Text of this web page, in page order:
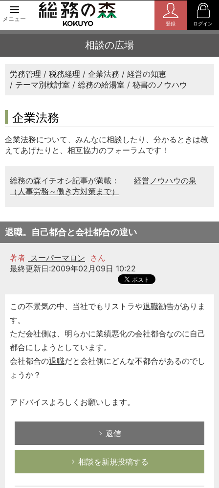
メニュー
登録 ログイン
相談の広場
労務管理 税務経理 企業法務
経営の知恵
テーマ別検討室
総務の給湯室 秘書のノウハウ
企業法務
企業法務について、みんなに相談したり、分かるときは教
えてあげたりと、相互協力のフォーラムです！
総務の森イチオシ記事が満載：
経営ノウハウの泉
（人事労務～働き方対策まで）
退職。自己都合と会社都合の違い
著者 スーパーマロン
さん
最終更新日:2009年02月09日 10:22
この不景気の中、当社でもリストラや退職勧告がありま
す。
ただ会社側は、明らかに業績悪化の会社都合なのに自己
都合にしようとしています。
会社都合の退職だと会社側にどんな不都合があるのでし
ょうか？
アドバイスよろしくお願いします。
返信
相談を新規投稿する